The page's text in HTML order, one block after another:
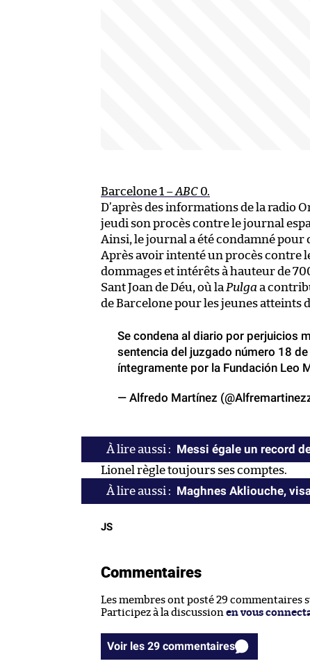
Barcelone 1 –ABC 0.
D’après des informations de la radio
jeudi son procès contre le journal
Ainsi, le journal a été condamné pour
Après avoir intenté un procès contre
dommages et intérêts à hauteur de
Sant Joan de Déu, où la Pulga a
de Barcelone pour les jeunes atteints
Se condena al diario por perjuicios
sentencia del juzgado número 18
íntegramente por la Fundación Leo
— Alfredo Martínez
Messi égale un record
Lionel règle toujours ses comptes.
Maghnes Akliouche,
JS
Commentaires
Les membres ont posté 29 commentaires
Participez à la discussion en vous
Voir les 29 commentaires